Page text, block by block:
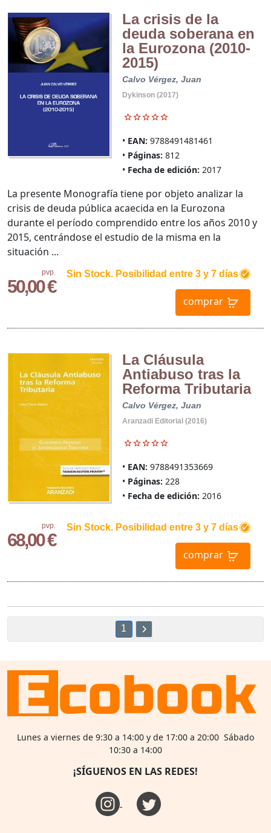
La crisis de la
deuda soberana en
la Eurozona (2010-
2015)
Calvo Vérgez, Juan
Dykinson (2017)
EAN: 9788491481461
Páginas: 812
Fecha de edición: 2017
pvp.
50,00 €
Sin Stock. Posibilidad entre 3 y 7 días
comprar
La presente Monografía tiene por objeto analizar la
crisis de deuda pública acaecida en la Eurozona
durante el período comprendido entre los años 2010 y
2015, centrándose el estudio de la misma en la
situación ...
La Cláusula
Antiabuso tras la
Reforma Tributaria
Calvo Vérgez, Juan
Aranzadi Editorial (2016)
EAN: 9788491353669
Páginas: 228
Fecha de edición: 2016
pvp.
68,00 €
Sin Stock. Posibilidad entre 3 y 7 días
comprar
1
Lunes a viernes de 9:30 a 14:00 y de 17:00 a 20:00 Sábado
10:30 a 14:00
¡SÍGUENOS EN LAS REDES!